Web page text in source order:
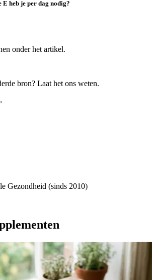
heb je per dag nodig?
onder het artikel.
bron? Laat het ons weten.
Gezondheid (sinds 2010)